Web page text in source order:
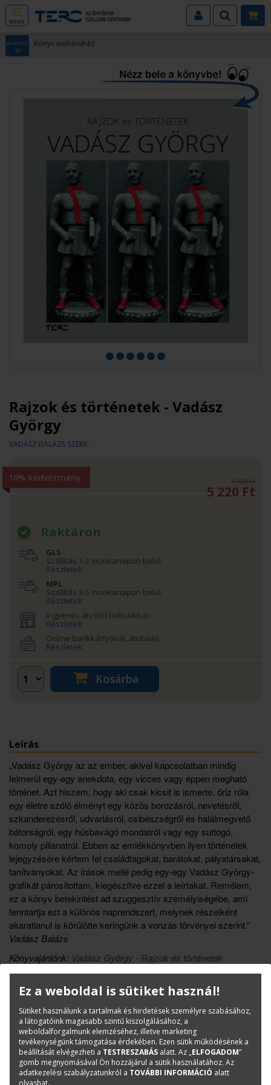
MENÜ
ALMENÜ Könyv webáruház
Rajzok és történetek - Vadász
György
VADÁSZ BALÁZS SZERK.
10% kedvezmény 5 800 Ft
5 220 Ft
Raktáron
GLS
Szállítás 1-2 munkanapon belül.
Részletek
MPL
Szállítás 3-5 munkanapon belül.
Részletek
Ingyenes átvétel boltunkban
Részletek
Online bankkártyával, átutalás
Részletek
Kosárba
Leírás
„Vadász György az az ember, akivel kapcsolatban mindig
felmerül egy-egy anekdota, egy vicces vagy éppen megható
történet. Azt hiszem, hogy aki csak kicsit is ismerte, őriz róla
egy életre szóló élményt egy közös borozásról, nevetésről,
szkanderezésről, udvarlásról, csibészségről és halálmegvető
bátorságról, egy húsbavágó mondatról vagy egy suttogó,
komoly pillanatról. Ebben az emlékkönyvben ilyen történetek
lejegyzésére kértem fel családtagokat, barátokat, pályatársakat,
tanítványokat. Az írások mellé pedig egy-egy Vadász György-
grafikát párosítottam, kiegészítve ezzel a leírtakat. Remélem,
ez a könyv betekintést ad szuggesztív személyiségébe, ami
fenntartja ezt a különös naprendszert, melynek részeiként
akaratlanul is körülötte keringünk a vonzás törvényei szerint.”
Vadász Balázs
Könyvajánlónk: Vadász György - Rajzok és történetek
Könyvbemutató rendezvány összefoglalója:Beszámoló -
Rajzok és történetek – Vadász György
Könyvinfó
Kategóriák
Saját kiadású új könyvek
Kortárs építészet
Újdonság
Ez a weboldal is sütiket használ!
Sütiket használunk a tartalmak és hirdetések személyre szabásához,
a látogatóink magasabb szintű kiszolgálásához, a
weboldalforgalmunk elemzéséhez, illetve marketing
tevékenységünk támogatása érdekében. Ezen sütik működésének a
beállítását elvégezheti a TESTRESZABÁS alatt. Az „ELFOGADOM”
gomb megnyomásával Ön hozzájárul a sütik használatához. Az
adatkezelési szabályzatunkról a TOVÁBBI INFORMÁCIÓ alatt
olvashat.